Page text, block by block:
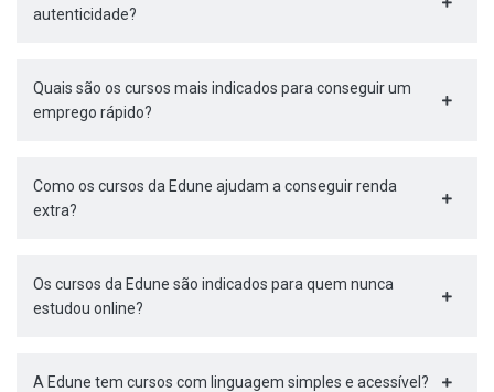
autenticidade?
Quais são os cursos mais indicados para conseguir um
emprego rápido?
Como os cursos da Edune ajudam a conseguir renda
extra?
Os cursos da Edune são indicados para quem nunca
estudou online?
A Edune tem cursos com linguagem simples e acessível?